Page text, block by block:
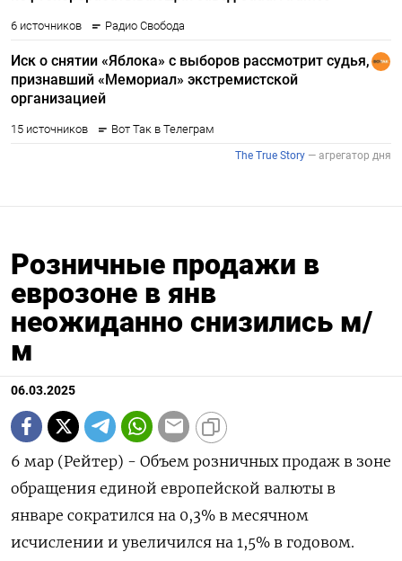
Розничные продажи в
еврозоне в янв
неожиданно снизились м/
м
06.03.2025
6 мар (Рейтер) - Объем розничных продаж в зоне
обращения единой европейской валюты в
январе сократился на 0,3%​​​ в месячном
исчислении и увеличился на 1,5% в годовом.